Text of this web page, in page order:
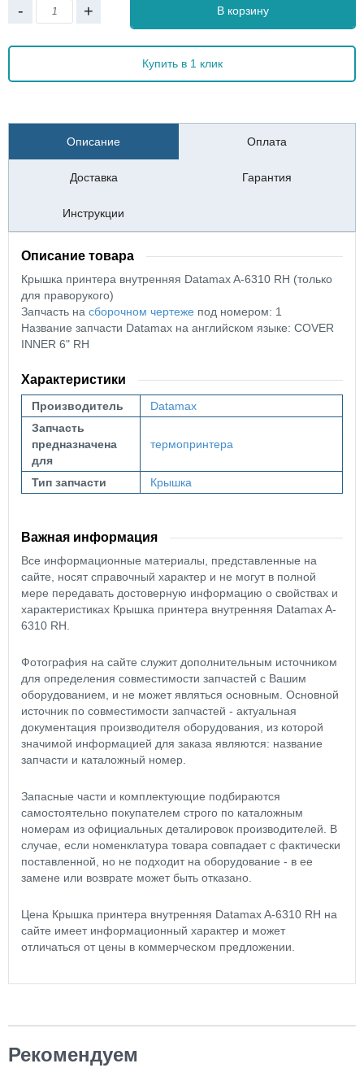
- + В корзину
Купить в 1 клик
Описание Оплата
Доставка Гарантия
Инструкции
Описание товара
Крышка принтера внутренняя Datamax A-6310 RH (только
для праворукого)
Запчасть на сборочном чертеже под номером: 1
Название запчасти Datamax на английском языке: COVER
INNER 6" RH
Характеристики
Производитель
Datamax
Запчасть
предназначена
для
термопринтера
Тип запчасти Крышка
Важная информация
Все информационные материалы, представленные на
сайте, носят справочный характер и не могут в полной
мере передавать достоверную информацию о свойствах и
характеристиках Крышка принтера внутренняя Datamax A-
6310 RH.
Фотография на сайте служит дополнительным источником
для определения совместимости запчастей с Вашим
оборудованием, и не может являться основным. Основной
источник по совместимости запчастей - актуальная
документация производителя оборудования, из которой
значимой информацией для заказа являются: название
запчасти и каталожный номер.
Запасные части и комплектующие подбираются
самостоятельно покупателем строго по каталожным
номерам из официальных деталировок производителей. В
случае, если номенклатура товара совпадает с фактически
поставленной, но не подходит на оборудование - в ее
замене или возврате может быть отказано.
Цена Крышка принтера внутренняя Datamax A-6310 RH на
сайте имеет информационный характер и может
отличаться от цены в коммерческом предложении.
Рекомендуем